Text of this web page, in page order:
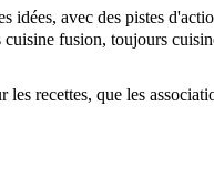
idées, avec des pistes
fusion, toujours
recettes, que les